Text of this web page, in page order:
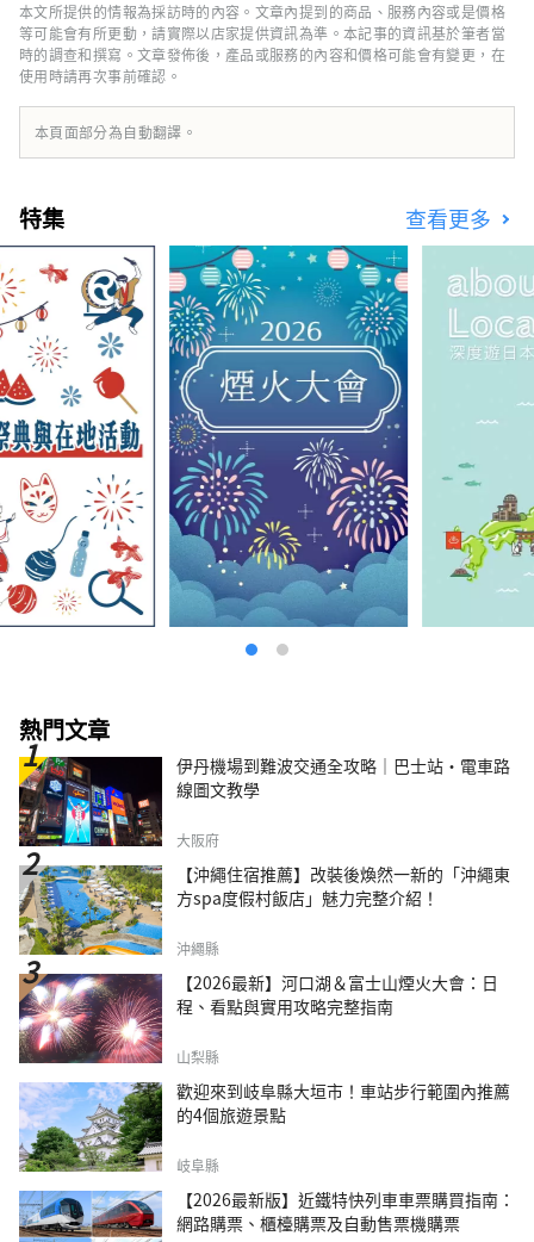
本文所提供的情報為採訪時的內容。文章內提到的商品、服務內容或是價格
等可能會有所更動，請實際以店家提供資訊為準。本記事的資訊基於筆者當
時的調查和撰寫。文章發佈後，產品或服務的內容和價格可能會有變更，在
使用時請再次事前確認。
本頁面部分為自動翻譯。
特集 查看更多
熱門文章
伊丹機場到難波交通全攻略｜巴士站・電車路
線圖文教學
大阪府
【沖繩住宿推薦】改裝後煥然一新的「沖繩東
方spa度假村飯店」魅力完整介紹！
沖繩縣
【2026最新】河口湖＆富士山煙火大會：日
程、看點與實用攻略完整指南
山梨縣
歡迎來到岐阜縣大垣市！車站步行範圍內推薦
的4個旅遊景點
岐阜縣
【2026最新版】近鐵特快列車車票購買指南：
網路購票、櫃檯購票及自動售票機購票